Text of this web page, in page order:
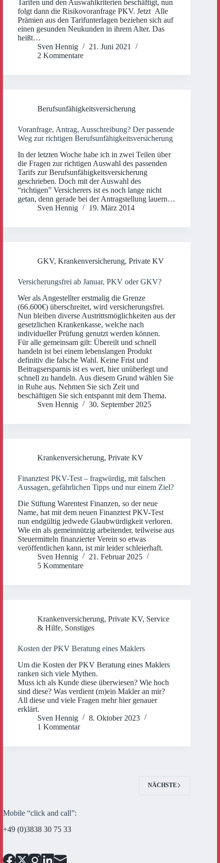
Tarifen und den Auswahlkriterien beschäftigt, nun
folgt dann die Risikovoranfrage PKV. Jetzt Alle
Prämien aus den Tarifunterlagen beziehen sich auf
einen gesunden Neukunden in ihrem Alter. Das
heißt…
Sven Hennig
21. Juni 2021
2 Kommentare
Berufsunfähigkeitsversicherung
Voranfrage, Antrag, Ausschreibung? Der passende
Weg zur richtigen Berufsunfähigkeitsversicherung
In der letzten Woche habe ich in zwei Teilen über
die Fragen zur richtigen Auswahl des passenden
Tarifs zur Berufsunfähigkeitsversicherung
geschrieben. Doch mit der Auswahl des
“richtigen” Versicherers ist es noch lange nicht
getan, denn gerade bei der Antragstellung lauern…
Sven Hennig
19. März 2014
GKV, Krankenversicherung, Private KV
Versicherungsfrei ab Januar, PKV oder GKV?
Wer als Angestellter erstmalig die Grenze
(66.600€) überschreitet, wird versicherungsfrei.
Nun bleiben diverse Austrittsmöglichkeiten aus der
gesetzlichen Krankenkasse, welche nach
individueller Prüfung genutzt werden können.
Für alle gemeinsam gilt: Übereilt und schnell
handeln ist bei einem lebenslangen Produkt
definitiv die falsche Wahl. Keine Frist und
Beitragsersparnis ist es wert, hier unüberlegt und
schnell zu handeln. Aus diesem Grund wählen Sie
in Ruhe aus. Nehmen Sie sich Zeit und
beschäftigen Sie sich entspannt mit dem Thema.
Sven Hennig
30. September 2025
Krankenversicherung, Private KV
Finanztest PKV-Test – fragwürdig, mit falschen
Aussagen, gefährlichen Tipps und nur einem Ziel?
Die Stiftung Warentest Finanzen, so der neue
Name, hat mit dem neuen Finanztest PKV-Test
nun endgültig jedwede Glaubwürdigkeit verloren.
Wie ein als gemeinnützig arbeitender, teilweise aus
Steuermitteln finanzierter Verein so etwas
veröffentlichen kann, ist mir leider schleierhaft.
Sven Hennig
21. Februar 2025
5 Kommentare
Krankenversicherung, Private KV, Service
& Hilfe, Sonstiges
Kosten der PKV Beratung eines Maklers
Um die Kosten der PKV Beratung eines Maklers
ranken sich viele Mythen.
Muss ich als Kunde diese überwiesen? Wie hoch
sind diese? Was verdient (m)ein Makler an mir?
All diese und viele Fragen mehr hier genauer
erklärt.
Sven Hennig
8. Oktober 2023
1 Kommentar
NÄCHSTE
Mobile “click and call”:
+49 (0)3838 30 75 33